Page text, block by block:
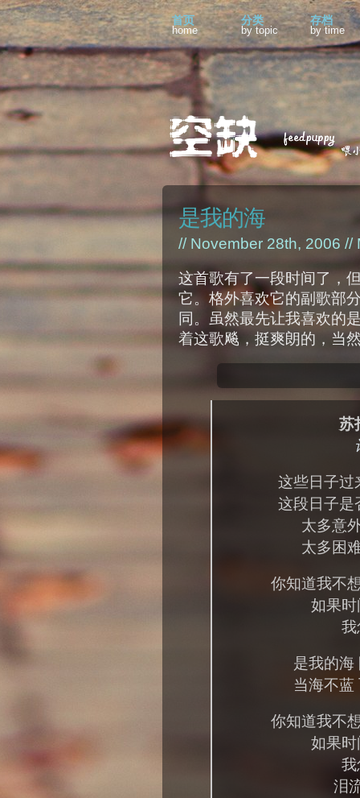
首页
home
分类
by topic
存档
by time
是我的海
// November 28th, 2006 //
这首歌有了一段时间了，
它。格外喜欢它的副歌部
同。虽然最先让我喜欢的
着这歌飚，挺爽朗的，当
苏
这些日子过
这段日子是
太多意
太多困
你知道我不
如果
是我的海
当海不蓝
你知道我不
如果
泪